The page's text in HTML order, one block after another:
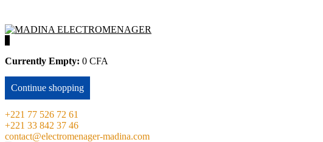
Currently Empty: 0 CFA
Continue shopping
+221 77 526 72 61
+221 33 842 37 46
contact@electromenager-madina.com